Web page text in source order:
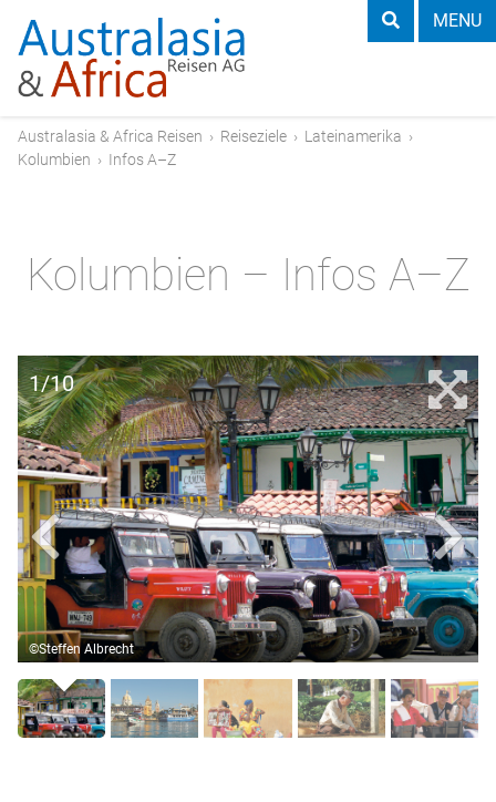
MENU
Australasia & Africa Reisen › Reiseziele › Lateinamerika ›
Kolumbien › Infos A–Z
Kolumbien – Infos A–Z
1/10
©Steffen Albrecht